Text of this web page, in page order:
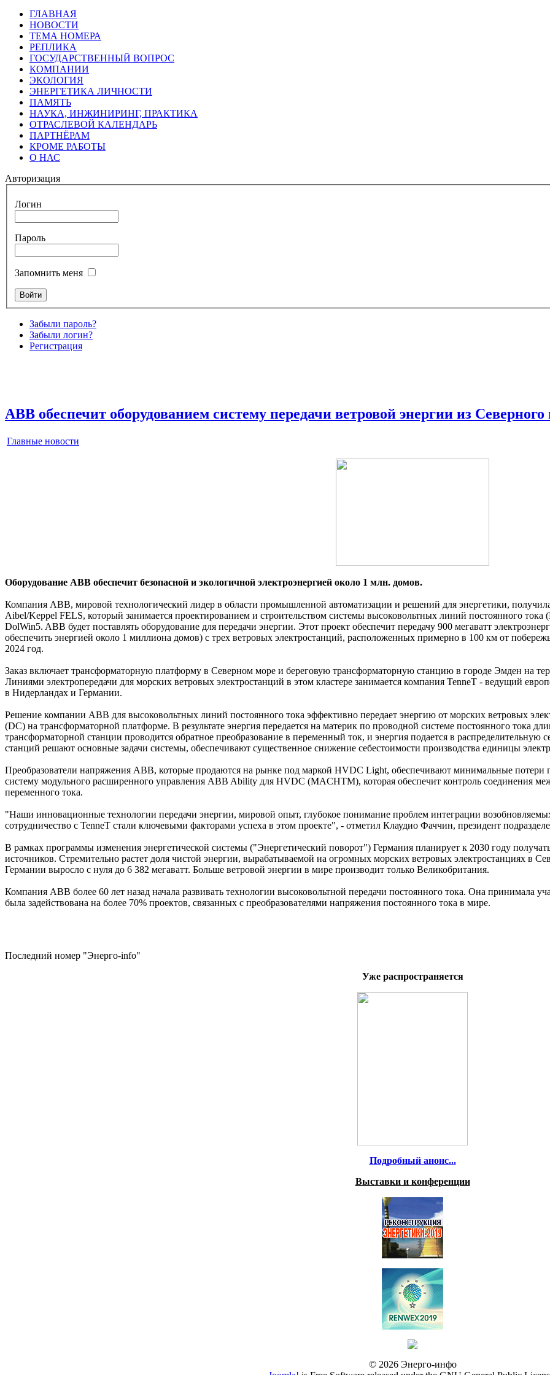
ГЛАВНАЯ
НОВОСТИ
ТЕМА НОМЕРА
РЕПЛИКА
ГОСУДАРСТВЕННЫЙ ВОПРОС
КОМПАНИИ
ЭКОЛОГИЯ
ЭНЕРГЕТИКА ЛИЧНОСТИ
ПАМЯТЬ
НАУКА, ИНЖИНИРИНГ, ПРАКТИКА
ОТРАСЛЕВОЙ КАЛЕНДАРЬ
ПАРТНЁРАМ
КРОМЕ РАБОТЫ
О НАС
Авторизация
Логин
Пароль
Запомнить меня
Забыли пароль?
Забыли логин?
Регистрация
ABB обеспечит оборудованием систему передачи ветровой энергии из
Главные новости
Оборудование ABB обеспечит безопасной и экологичной электроэнергией около 1 млн. домов.
Компания ABB, мировой технологический лидер в области промышленной автоматизации и решений для энергетики,
Aibel/Keppel FELS, который занимается проектированием и строительством системы высоковольтных линий постоянного
DolWin5. ABB будет поставлять оборудование для передачи энергии. Этот проект обеспечит передачу 900 мегаватт
обеспечить энергией около 1 миллиона домов) с трех ветровых электростанций, расположенных примерно в 100 км от
2024 год.
Заказ включает трансформаторную платформу в Северном море и береговую трансформаторную станцию в городе Эмден на
Линиями электропередачи для морских ветровых электростанций в этом кластере занимается компания TenneT - ведущий
в Нидерландах и Германии.
Решение компании ABB для высоковольтных линий постоянного тока эффективно передает энергию от морских ветровых
(DC) на трансформаторной платформе. В результате энергия передается на материк по проводной системе постоянного тока
трансформаторной станции проводится обратное преобразование в переменный ток, и энергия подается в
станций решают основные задачи системы, обеспечивают существенное снижение себестоимости производства единицы
Преобразователи напряжения ABB, которые продаются на рынке под маркой HVDC Light, обеспечивают минимальные потери
систему модульного расширенного управления ABB Ability для HVDC (MACHTM), которая обеспечит контроль соединения
переменного тока.
"Наши инновационные технологии передачи энергии, мировой опыт, глубокое понимание проблем интеграции
сотрудничество с TenneT стали ключевыми факторами успеха в этом проекте", - отметил Клаудио Фаччин, президент
В рамках программы изменения энергетической системы ("Энергетический поворот") Германия планирует к 2030 году
источников. Стремительно растет доля чистой энергии, вырабатываемой на огромных морских ветровых электростанциях в
Германии выросло с нуля до 6 382 мегаватт. Больше ветровой энергии в мире производит только Великобритания.
Компания ABB более 60 лет назад начала развивать технологии высоковольтной передачи постоянного тока. Она принимала
была задействована на более 70% проектов, связанных с преобразователями напряжения постоянного тока в мире.
Последний номер "Энерго-info"
Уже распространяется
Подробный анонс...
Выставки и конференции
© 2026 Энерго-инфо